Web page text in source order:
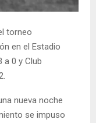
torneo
en el Estadio
a 0 y Club
nueva noche
se impuso